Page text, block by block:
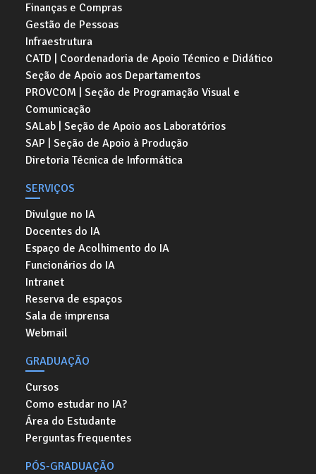
Finanças e Compras
Gestão de Pessoas
Infraestrutura
CATD | Coordenadoria de Apoio Técnico e Didático
Seção de Apoio aos Departamentos
PROVCOM | Seção de Programação Visual e
Comunicação
SALab | Seção de Apoio aos Laboratórios
SAP | Seção de Apoio à Produção
Diretoria Técnica de Informática
SERVIÇOS
Divulgue no IA
Docentes do IA
Espaço de Acolhimento do IA
Funcionários do IA
Intranet
Reserva de espaços
Sala de imprensa
Webmail
GRADUAÇÃO
Cursos
Como estudar no IA?
Área do Estudante
Perguntas frequentes
PÓS-GRADUAÇÃO